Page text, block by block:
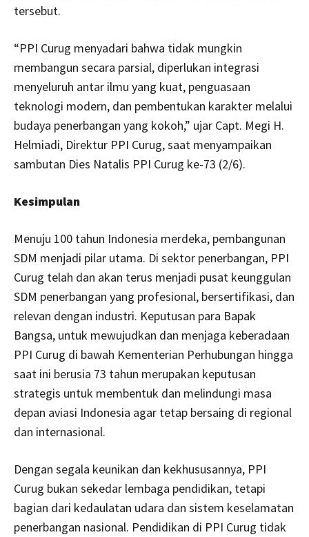
tersebut.
“PPI Curug menyadari bahwa tidak mungkin
membangun secara parsial, diperlukan integrasi
menyeluruh antar ilmu yang kuat, penguasaan
teknologi modern, dan pembentukan karakter melalui
budaya penerbangan yang kokoh,” ujar Capt. Megi H.
Helmiadi, Direktur PPI Curug, saat menyampaikan
sambutan Dies Natalis PPI Curug ke-73 (2/6).
Kesimpulan
Menuju 100 tahun Indonesia merdeka, pembangunan
SDM menjadi pilar utama. Di sektor penerbangan, PPI
Curug telah dan akan terus menjadi pusat keunggulan
SDM penerbangan yang profesional, bersertifikasi, dan
relevan dengan industri. Keputusan para Bapak
Bangsa, untuk mewujudkan dan menjaga keberadaan
PPI Curug di bawah Kementerian Perhubungan hingga
saat ini berusia 73 tahun merupakan keputusan
strategis untuk membentuk dan melindungi masa
depan aviasi Indonesia agar tetap bersaing di regional
dan internasional.
Dengan segala keunikan dan kekhususannya, PPI
Curug bukan sekedar lembaga pendidikan, tetapi
bagian dari kedaulatan udara dan sistem keselamatan
penerbangan nasional. Pendidikan di PPI Curug tidak